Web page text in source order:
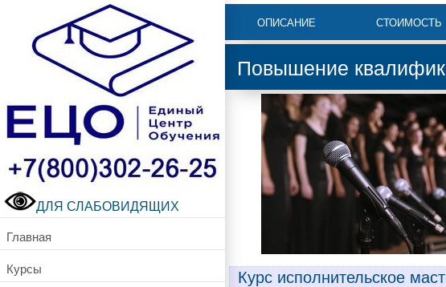
ДЛЯ СЛАБОВИДЯЩИХ
Главная
Курсы
ОПИСАНИЕ СТОИМОСТЬ
Повышение
Курс исполнительское